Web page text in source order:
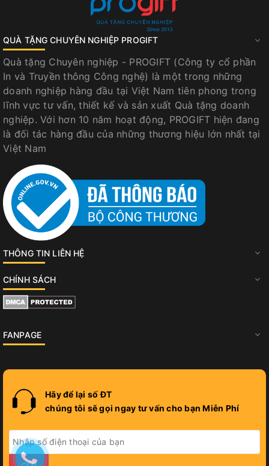
QUÀ TẶNG CHUYÊN NGHIỆP PROGIFT
Quà tặng Chuyên nghiệp - PROGIFT (Công ty cổ phần
In và Truyền thông Công nghệ) là một trong những
doanh nghiệp hàng đầu tại Việt Nam tiên phong trong
lĩnh vực tư vấn, thiết kế và sản xuất Quà tặng doanh
nghiệp. Với hơn 10 năm hoạt động, PROGIFT hiện đang
là đối tác hàng đầu của những thương hiệu lớn nhất tại
Việt Nam
THÔNG TIN LIÊN HỆ
CHÍNH SÁCH
FANPAGE
Hãy để lại số ĐT
chúng tôi sẽ gọi ngay tư vấn cho bạn Miễn Phí